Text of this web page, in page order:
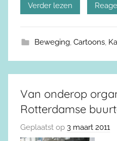
Verder lezen
Beweging, Cartoons,
Van onderop
Rotterdamse
Geplaatst op 3 maart 2011